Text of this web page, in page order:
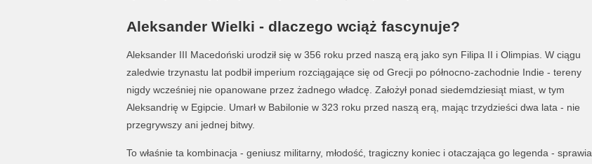
Aleksander Wielki - dlaczego wciąż fascynuje?
Aleksander III Macedoński urodził się w 356 roku przed naszą erą jako syn Filipa II i Olimpias. W ciągu
zaledwie trzynastu lat podbił imperium rozciągające się od Grecji po północno-zachodnie Indie - tereny
nigdy wcześniej nie opanowane przez żadnego władcę. Założył ponad siedemdziesiąt miast, w tym
Aleksandrię w Egipcie. Umarł w Babilonie w 323 roku przed naszą erą, mając trzydzieści dwa lata - nie
przegrywszy ani jednej bitwy.
To właśnie ta kombinacja - geniusz militarny, młodość, tragiczny koniec i otaczająca go legenda - sprawia,